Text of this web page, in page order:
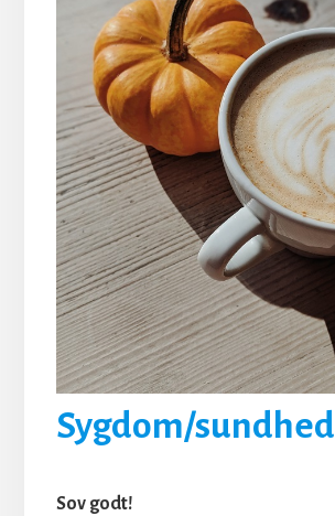
Sygdom/sundhed
Sov godt!